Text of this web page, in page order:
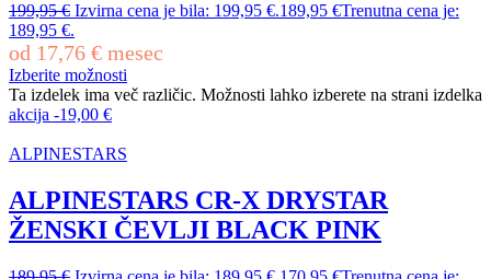
199,95€ Izvirna cena je bila: 199,95 €.189,95 €Trenutna cena je:
189,95 €.
od 17,76 € mesec
Izberite možnosti
Ta izdelek ima več različic. Možnosti lahko izberete na strani izdelka
akcija -19,00 €
ALPINESTARS
ALPINESTARS CR-X DRYSTAR
ŽENSKI ČEVLJI BLACK PINK